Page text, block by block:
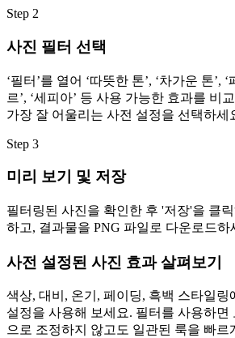
Step 2
사진 필터 선택
‘필터’를 열어 ‘따뜻한 톤’, ‘차가운 톤’, ‘
르’, ‘세피아’ 등 사용 가능한 효과를 비
가장 잘 어울리는 사전 설정을 선택하세
Step 3
미리 보기 및 저장
필터링된 사진을 확인한 후 '저장'을 클
하고, 결과물을 PNG 파일로 다운로드하
사전 설정된 사진 효과 살펴보기
색상, 대비, 온기, 페이딩, 흑백 스타일링
설정을 사용해 보세요. 필터를 사용하면
으로 조정하지 않고도 일관된 룩을 빠르